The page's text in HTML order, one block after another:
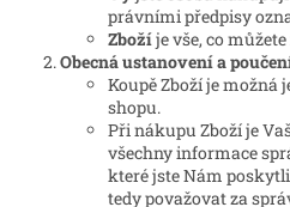
právními předpisy
Zbožíje vše, co
Obecná ustanovení a
Koupě Zboží je možná
shopu.
Při nákupu Zboží je
všechny informace
které jste Nám
tedy považovat za